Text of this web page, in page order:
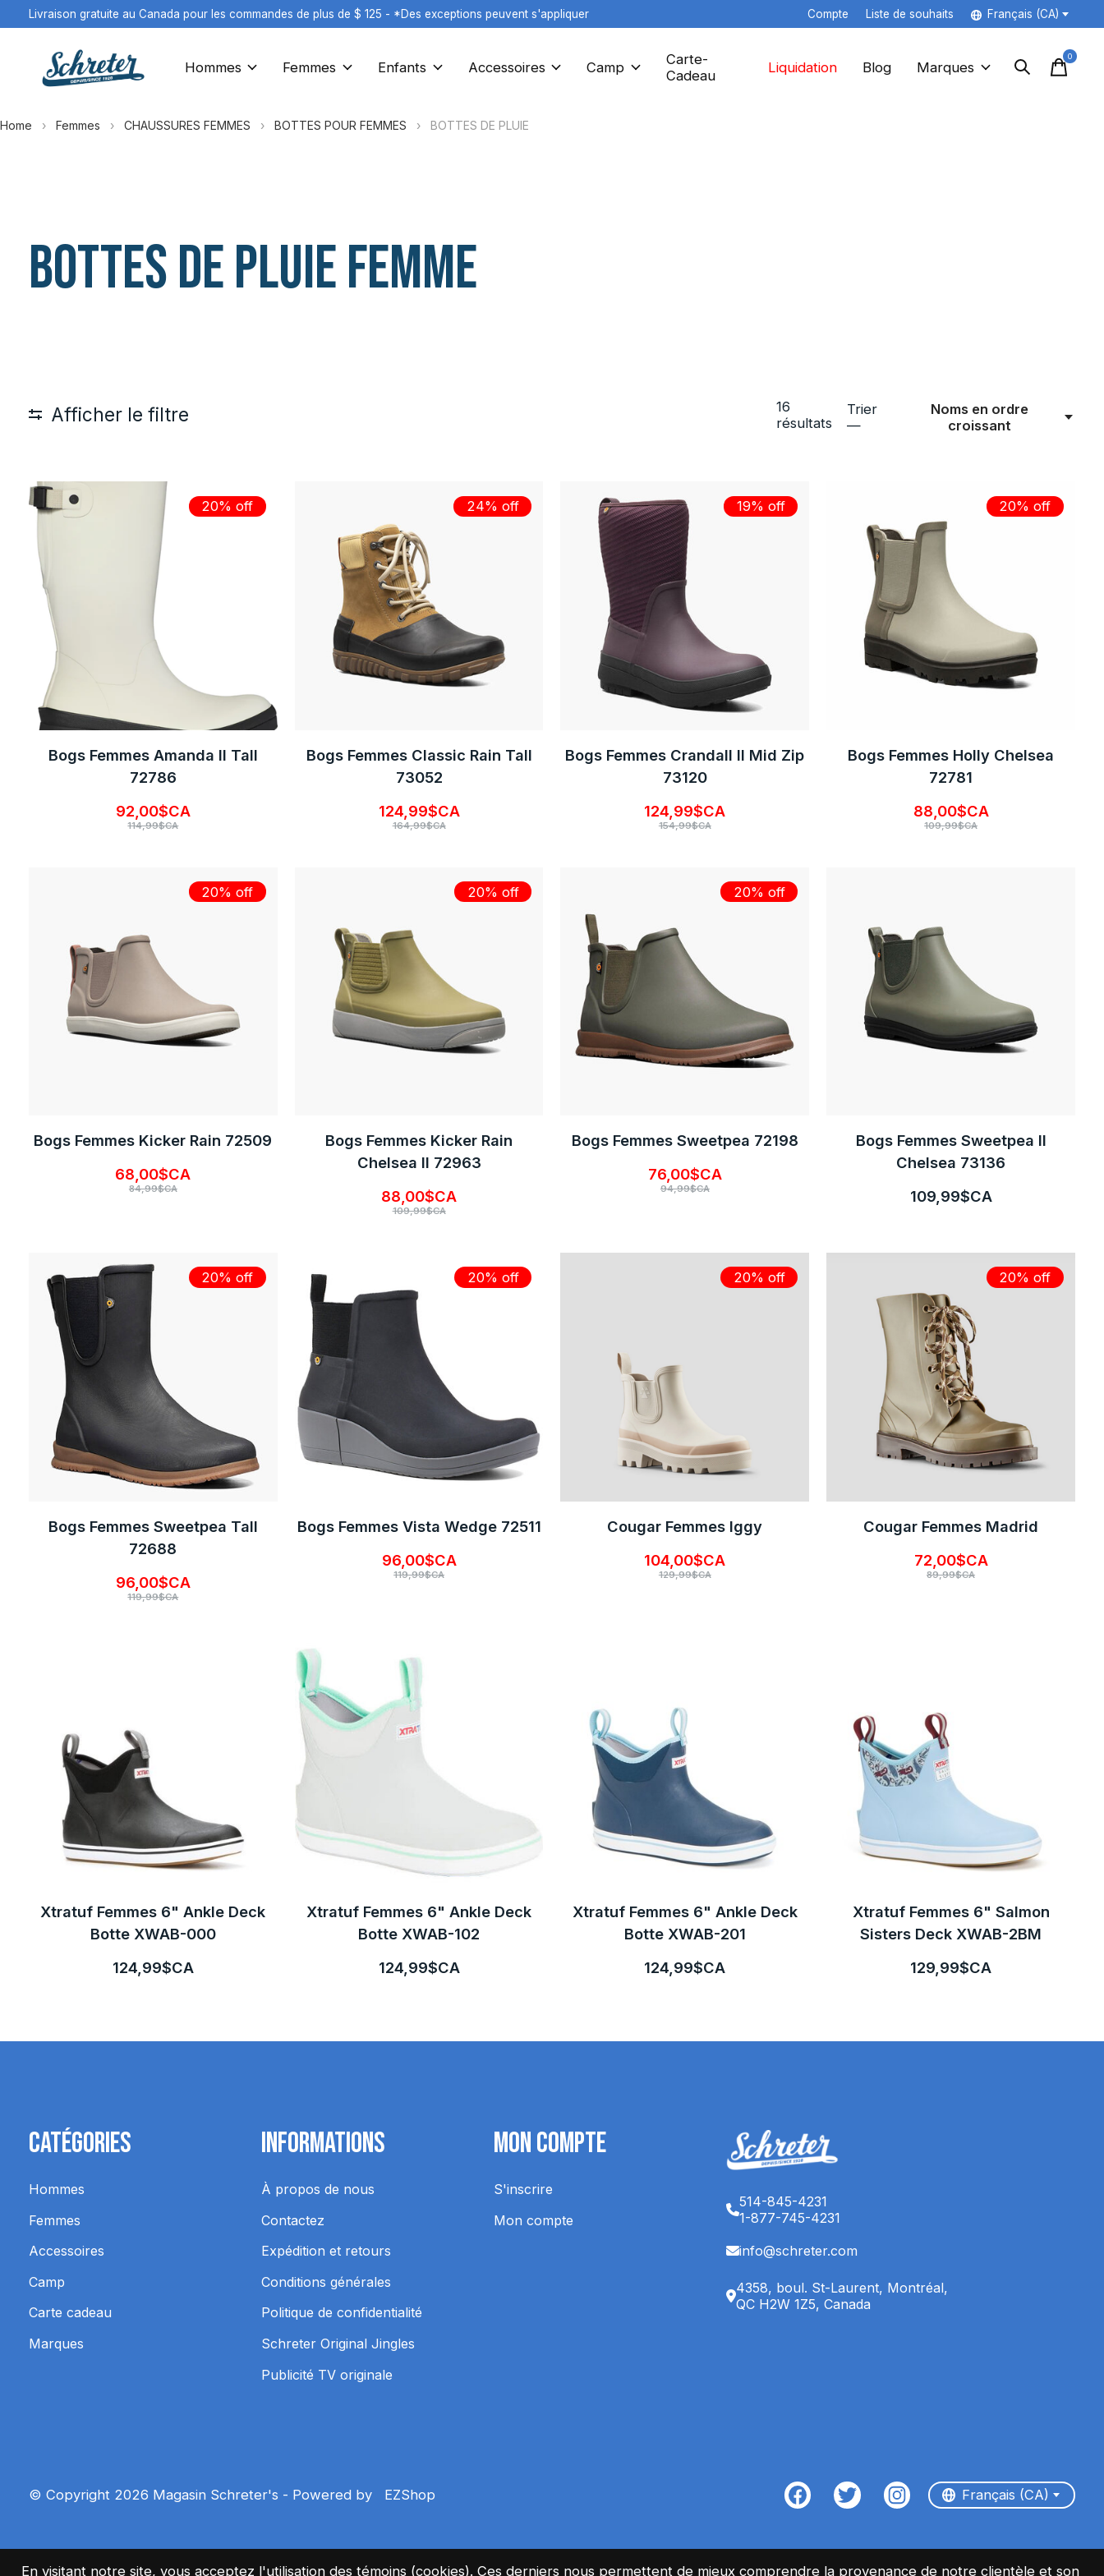
Livraison gratuite au Canada pour les commandes de plus de $ 125 - *Des exceptions peuvent s'appliquer Compte Liste de souhaits Français (CA)
Hommes Femmes Enfants Accessoires Camp
Carte-
Cadeau
Liquidation Blog Marques
0items
Home › Femmes › CHAUSSURES FEMMES › BOTTES POUR FEMMES › BOTTES DE PLUIE
BOTTES DE PLUIE FEMME
Afficher le filtre
16
résultats
Trier
—
Noms en ordre
croissant
20% off
Bogs Femmes Amanda II Tall
72786
92,00$CA
114,99$CA
24% off
Bogs Femmes Classic Rain Tall
73052
124,99$CA
164,99$CA
19% off
Bogs Femmes Crandall II Mid Zip
73120
124,99$CA
154,99$CA
20% off
Bogs Femmes Holly Chelsea
72781
88,00$CA
109,99$CA
20% off
Bogs Femmes Kicker Rain 72509
68,00$CA
84,99$CA
20% off
Bogs Femmes Kicker Rain
Chelsea II 72963
88,00$CA
109,99$CA
20% off
Bogs Femmes Sweetpea 72198
76,00$CA
94,99$CA
Bogs Femmes Sweetpea II
Chelsea 73136
109,99$CA
20% off
Bogs Femmes Sweetpea Tall
72688
96,00$CA
119,99$CA
20% off
Bogs Femmes Vista Wedge 72511
96,00$CA
119,99$CA
20% off
Cougar Femmes Iggy
104,00$CA
129,99$CA
20% off
Cougar Femmes Madrid
72,00$CA
89,99$CA
Xtratuf Femmes 6" Ankle Deck
Botte XWAB-000
124,99$CA
Xtratuf Femmes 6" Ankle Deck
Botte XWAB-102
124,99$CA
Xtratuf Femmes 6" Ankle Deck
Botte XWAB-201
124,99$CA
Xtratuf Femmes 6" Salmon
Sisters Deck XWAB-2BM
129,99$CA
Catégories
Hommes
Femmes
Accessoires
Camp
Carte cadeau
Marques
Informations
À propos de nous
Contactez
Expédition et retours
Conditions générales
Politique de confidentialité
Schreter Original Jingles
Publicité TV originale
Mon Compte
S'inscrire
Mon compte
514-845-4231
1-877-745-4231
info@schreter.com
4358, boul. St-Laurent, Montréal,
QC H2W 1Z5, Canada
© Copyright 2026 Magasin Schreter's - Powered by EZShop Français (CA)
En visitant notre site, vous acceptez l'utilisation des témoins (cookies). Ces derniers nous permettent de mieux comprendre la provenance de notre clientèle et son